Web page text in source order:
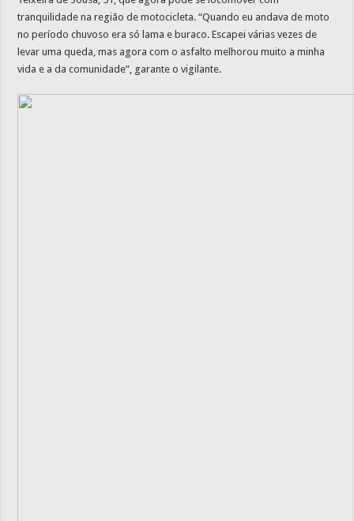
tranquilidade na região de motocicleta. “Quando eu andava de moto
no período chuvoso era só lama e buraco. Escapei várias vezes de
levar uma queda, mas agora com o asfalto melhorou muito a minha
vida e a da comunidade”, garante o vigilante.